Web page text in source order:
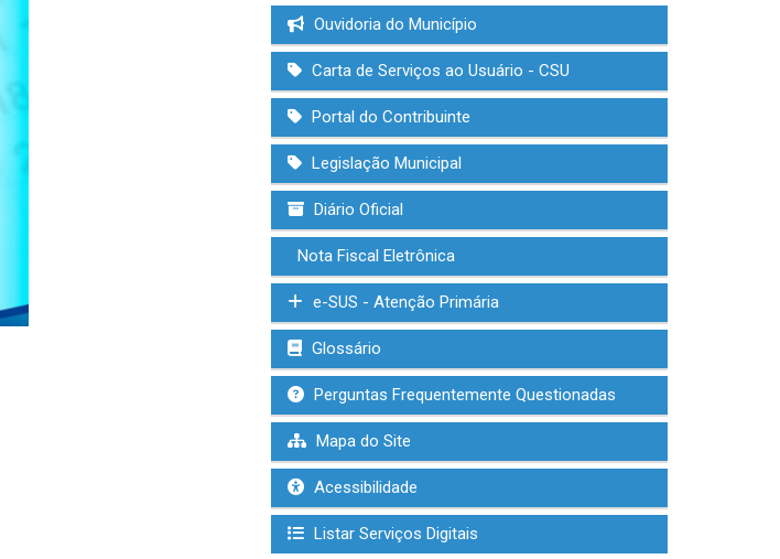
Ouvidoria do Município
Carta de Serviços ao Usuário - CSU
Portal do Contribuinte
Legislação Municipal
Diário Oficial
Nota Fiscal Eletrônica
e-SUS - Atenção Primária
Glossário
Perguntas Frequentemente Questionadas
Mapa do Site
Acessibilidade
Listar Serviços Digitais